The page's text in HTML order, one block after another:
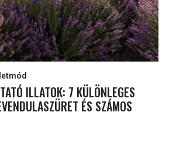
ILLATOK: 7 KÜLÖNLEGES
ÉS SZÁMOS